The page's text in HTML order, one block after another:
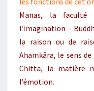
Manas, la
l’imagination –
la raison ou de
Ahamkâra, le sens
Chitta, la matière
l’émotion.